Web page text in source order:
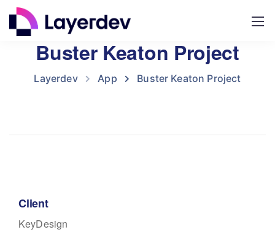
Buster Keaton Project
Layerdev App Buster Keaton Project
Client
KeyDesign